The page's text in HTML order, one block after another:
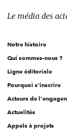
des
l'engagement
Le média des
Notre histoire
Qui sommes-nous ?
Ligne éditoriale
Pourquoi s'inscrire
Acteurs de
Actualités
Appels à projets